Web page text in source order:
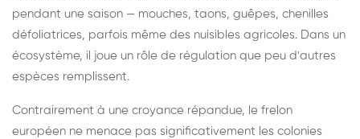
pendant une saison — mouches, taons, guêpes, chenilles
défoliatrices, parfois même des nuisibles agricoles. Dans un
écosystème, il joue un rôle de régulation que peu d'autres
espèces remplissent.
Contrairement à une croyance répandue, le frelon
européen ne menace pas significativement les colonies